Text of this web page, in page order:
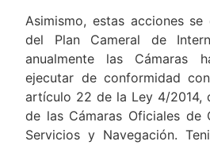
Asimismo, estas acciones se
del Plan Cameral de
anualmente las Cámaras
ejecutar de conformidad
artículo 22 de la Ley 4/2014,
de las Cámaras Oficiales de
Servicios y Navegación.